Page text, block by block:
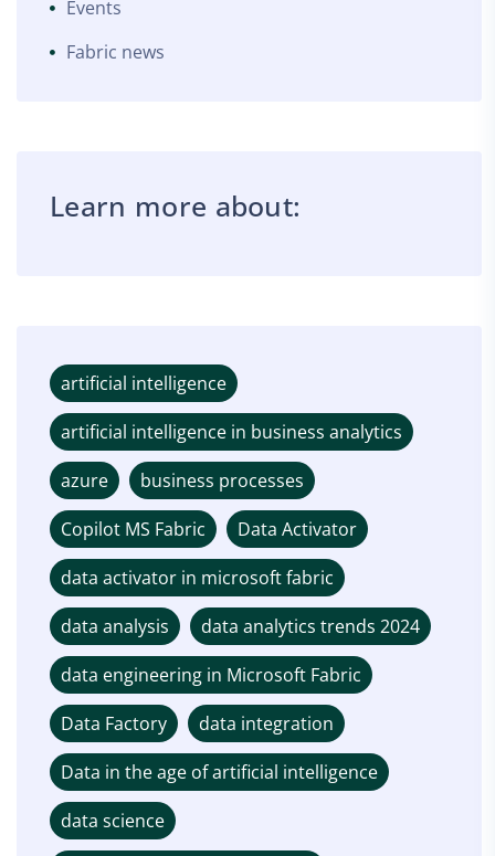
Events
Fabric news
Learn more about:
artificial intelligence
artificial intelligence in business analytics
azure
business processes
Copilot MS Fabric
Data Activator
data activator in microsoft fabric
data analysis
data analytics trends 2024
data engineering in Microsoft Fabric
Data Factory
data integration
Data in the age of artificial intelligence
data science